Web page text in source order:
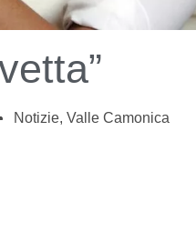
Notizie, Valle Camonica